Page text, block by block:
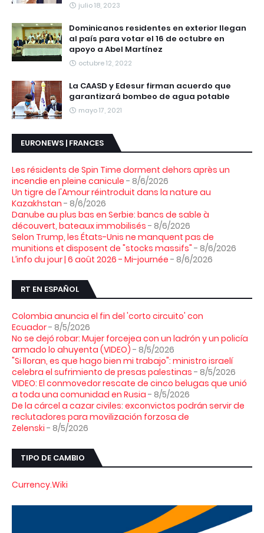
julio 18, 2023
Dominicanos residentes en exterior llegan
al país para votar el 16 de octubre en
apoyo a Abel Martínez
octubre 12, 2022
La CAASD y Edesur firman acuerdo que
garantizará bombeo de agua potable
mayo 17, 2021
EURONEWS | FRANCES
Les résidents de Spin Time dorment dehors après un
incendie en pleine canicule - 8/6/2026
Un tigre de l'Amour réintroduit dans la nature au
Kazakhstan - 8/6/2026
Danube au plus bas en Serbie: bancs de sable à
découvert, bateaux immobilisés - 8/6/2026
Selon Trump, les États-Unis ne manquent pas de
munitions et disposent de "stocks massifs" - 8/6/2026
L’info du jour | 6 août 2026 - Mi-journée - 8/6/2026
RT EN ESPAÑOL
Colombia anuncia el fin del 'corto circuito' con
Ecuador- 8/5/2026
No se dejó robar: Mujer forcejea con un ladrón y un policía
armado lo ahuyenta (VIDEO) - 8/5/2026
"Si lloran, es que hago bien mi trabajo": ministro israelí
celebra el sufrimiento de presas palestinas - 8/5/2026
VIDEO: El conmovedor rescate de cinco belugas que unió
a toda una comunidad en Rusia - 8/5/2026
De la cárcel a cazar civiles: exconvictos podrán servir de
reclutadores para movilización forzosa de
Zelenski - 8/5/2026
TIPO DE CAMBIO
Currency.Wiki